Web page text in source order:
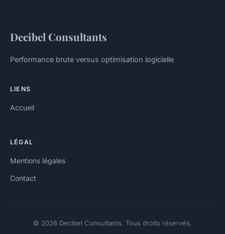
Decibel Consultants
Performance brute versus optimisation logicielle
LIENS
Accueil
LÉGAL
Mentions légales
Contact
© 2026 Decibel Consultants. Tous droits réservés.